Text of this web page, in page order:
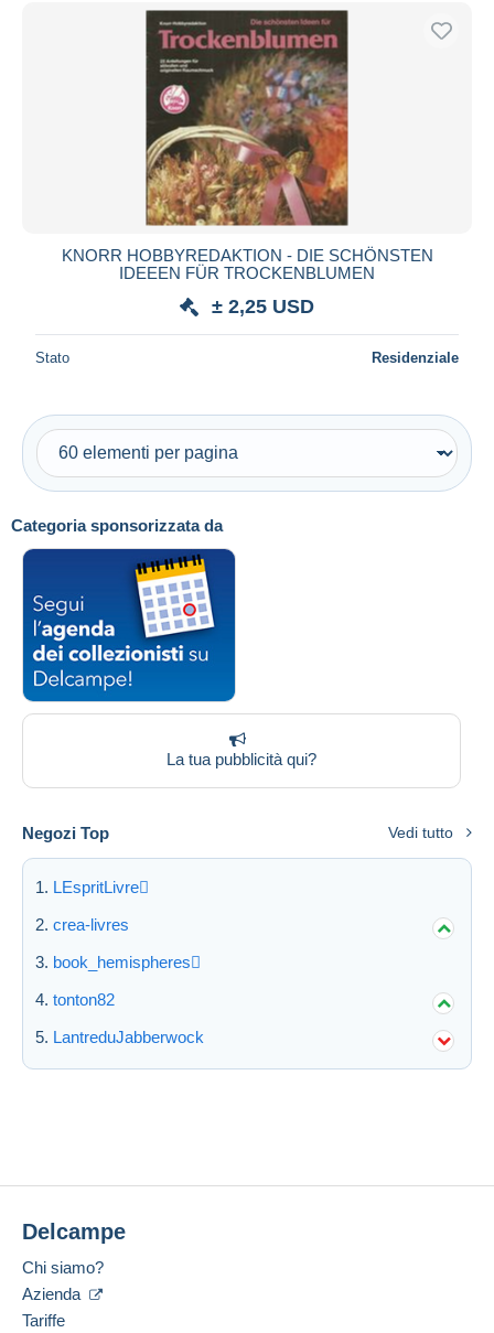
Spedizione gratuita
Metodi di pagamento
PayPal
Bonifico bancario
Visa
Mastercard
Bancontact
Maestro
Residenza del venditore
Aggiorna
Categoria sponsorizzata da
La tua pubblicità qui?
Negozi Top Vedi tutto
LEspritLivre
crea-livres
book_hemispheres
tonton82
LantreduJabberwock
KNORR HOBBYREDAKTION - DIE SCHÖNSTEN
IDEEEN FÜR TROCKENBLUMEN
± 2,25 USD
Stato Residenziale
Delcampe
Chi siamo?
Azienda
Tariffe